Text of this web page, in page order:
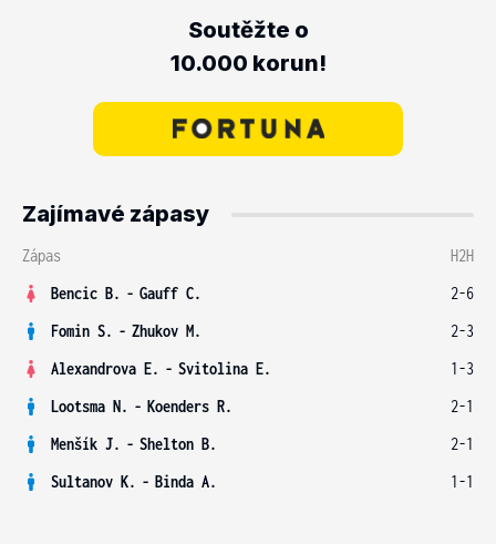
Soutěžte o
10.000 korun!
Zajímavé zápasy
Zápas
H2H
Bencic B. - Gauff C.
2-6
Fomin S. - Zhukov M.
2-3
Alexandrova E. - Svitolina E.
1-3
Lootsma N. - Koenders R.
2-1
Menšík J. - Shelton B.
2-1
Sultanov K. - Binda A. 1-1